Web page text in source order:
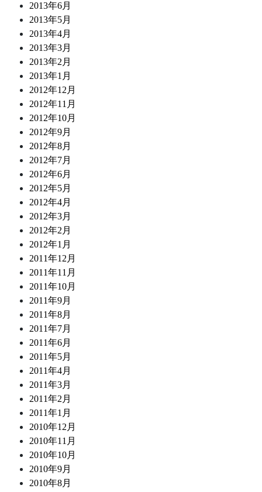
2013年6月
2013年5月
2013年4月
2013年3月
2013年2月
2013年1月
2012年12月
2012年11月
2012年10月
2012年9月
2012年8月
2012年7月
2012年6月
2012年5月
2012年4月
2012年3月
2012年2月
2012年1月
2011年12月
2011年11月
2011年10月
2011年9月
2011年8月
2011年7月
2011年6月
2011年5月
2011年4月
2011年3月
2011年2月
2011年1月
2010年12月
2010年11月
2010年10月
2010年9月
2010年8月